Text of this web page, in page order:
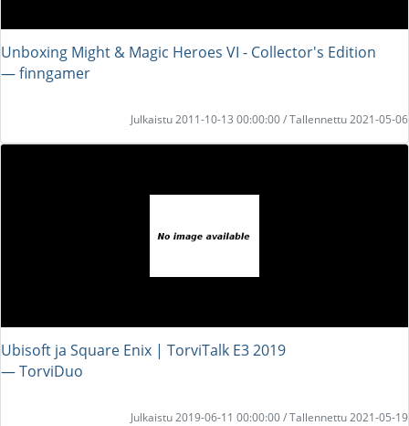
Unboxing Might & Magic Heroes VI - Collector's Edition
― finngamer
Julkaistu 2011-10-13 00:00:00 / Tallennettu 2021-05-06
Ubisoft ja Square Enix | TorviTalk E3 2019
― TorviDuo
Julkaistu 2019-06-11 00:00:00 / Tallennettu 2021-05-19